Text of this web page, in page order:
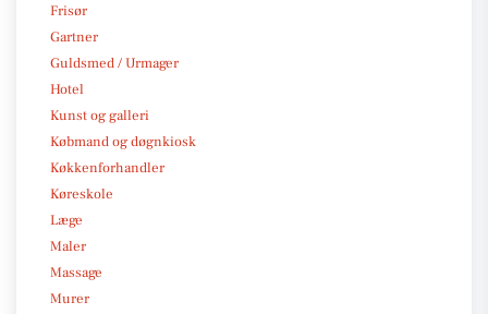
Frisør
Gartner
Guldsmed / Urmager
Hotel
Kunst og galleri
Købmand og døgnkiosk
Køkkenforhandler
Køreskole
Læge
Maler
Massage
Murer